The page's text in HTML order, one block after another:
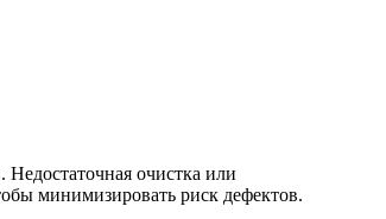
Недостаточная очистка или
минимизировать риск дефектов.